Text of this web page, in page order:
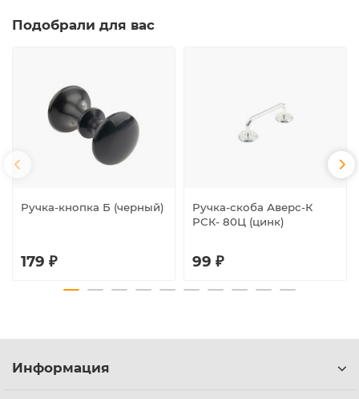
Подобрали для вас
Ручка-кнопка Б (черный)
179 ₽
Ручка-скоба Аверс-К
РСК- 80Ц (цинк)
99 ₽
Информация